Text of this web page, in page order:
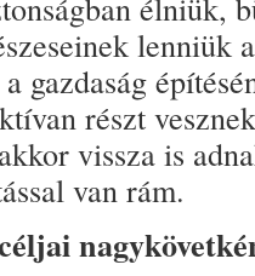
lenniük
gazdaság
részt
vissza is
van rám.